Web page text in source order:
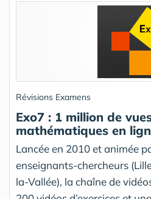
Révisions Examens
Exo7 : 1 million de
mathématiques en
Lancée en 2010 et animée
enseignants-chercheurs
la-Vallée), la chaîne de